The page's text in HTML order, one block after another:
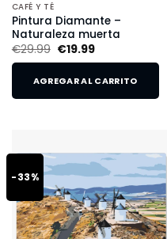
CAFÉ Y TÉ
Pintura Diamante –
Naturaleza muerta
€29.99 €19.99
AGREGAR AL CARRITO
-33%